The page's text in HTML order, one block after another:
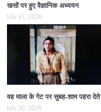
खसों पर हुए वैज्ञानिक अध्ययन
July 31, 2026
वह माला के गेट पर सुबह-शाम पहरा देते
July 30, 2026